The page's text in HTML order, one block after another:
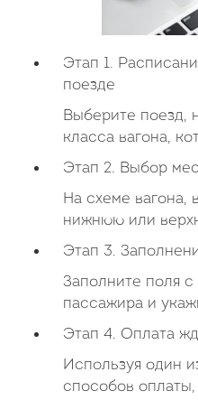
Этап 1.
поезде
Выберите поезд,
класса вагона,
Этап 2. Выбор
На схеме вагона,
нижнюю или
Этап 3.
Заполните поля
пассажира и
Этап 4. Оплата
Используя один
способов